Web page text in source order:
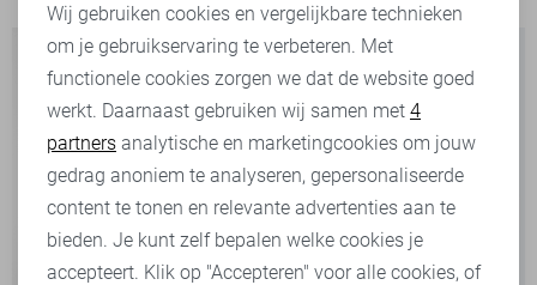
Personalisatie cookies
Analytische cookies
Marketing cookies
Wij gebruiken cookies en vergelijkbare technieken
om je gebruikservaring te verbeteren. Met
functionele cookies zorgen we dat de website goed
werkt. Daarnaast gebruiken wij samen met 4
partners analytische en marketingcookies om jouw
gedrag anoniem te analyseren, gepersonaliseerde
content te tonen en relevante advertenties aan te
bieden. Je kunt zelf bepalen welke cookies je
accepteert. Klik op "Accepteren" voor alle cookies, of